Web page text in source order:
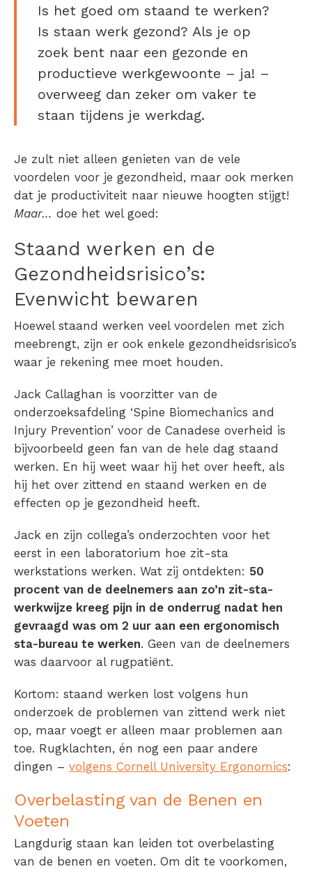
Is het goed om staand te werken?
Is staan werk gezond? Als je op
zoek bent naar een gezonde en
productieve werkgewoonte – ja! –
overweeg dan zeker om vaker te
staan tijdens je werkdag.
Je zult niet alleen genieten van de vele
voordelen voor je gezondheid, maar ook merken
dat je productiviteit naar nieuwe hoogten stijgt!
Maar… doe het wel goed:
Staand werken en de
Gezondheidsrisico’s:
Evenwicht bewaren
Hoewel staand werken veel voordelen met zich
meebrengt, zijn er ook enkele gezondheidsrisico’s
waar je rekening mee moet houden.
Jack Callaghan is voorzitter van de
onderzoeksafdeling ‘Spine Biomechanics and
Injury Prevention’ voor de Canadese overheid is
bijvoorbeeld geen fan van de hele dag staand
werken. En hij weet waar hij het over heeft, als
hij het over zittend en staand werken en de
effecten op je gezondheid heeft.
Jack en zijn collega’s onderzochten voor het
eerst in een laboratorium hoe zit-sta
werkstations werken. Wat zij ontdekten: 50
procent van de deelnemers aan zo’n zit-sta-
werkwijze kreeg pijn in de onderrug nadat hen
gevraagd was om 2 uur aan een ergonomisch
sta-bureau te werken. Geen van de deelnemers
was daarvoor al rugpatiënt.
Kortom: staand werken lost volgens hun
onderzoek de problemen van zittend werk niet
op, maar voegt er alleen maar problemen aan
toe. Rugklachten, én nog een paar andere
dingen – volgens Cornell University Ergonomics:
Overbelasting van de Benen en
Voeten
Langdurig staan kan leiden tot overbelasting
van de benen en voeten. Om dit te voorkomen,